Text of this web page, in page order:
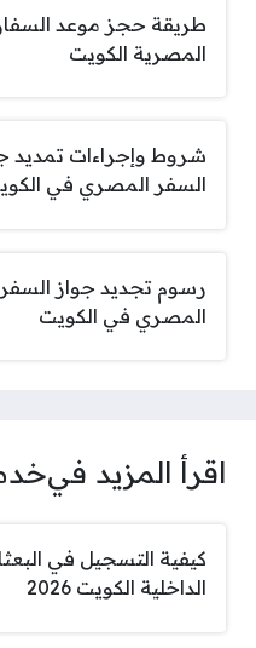
طريقة حجز موعد
المصرية الكويت
شروط وإجراءات تمديد
السفر المصري في
رسوم تجديد جواز السفر
المصري في الكويت
اقرأ المزيد في
كيفية التسجيل في
الداخلية الكويت 2026